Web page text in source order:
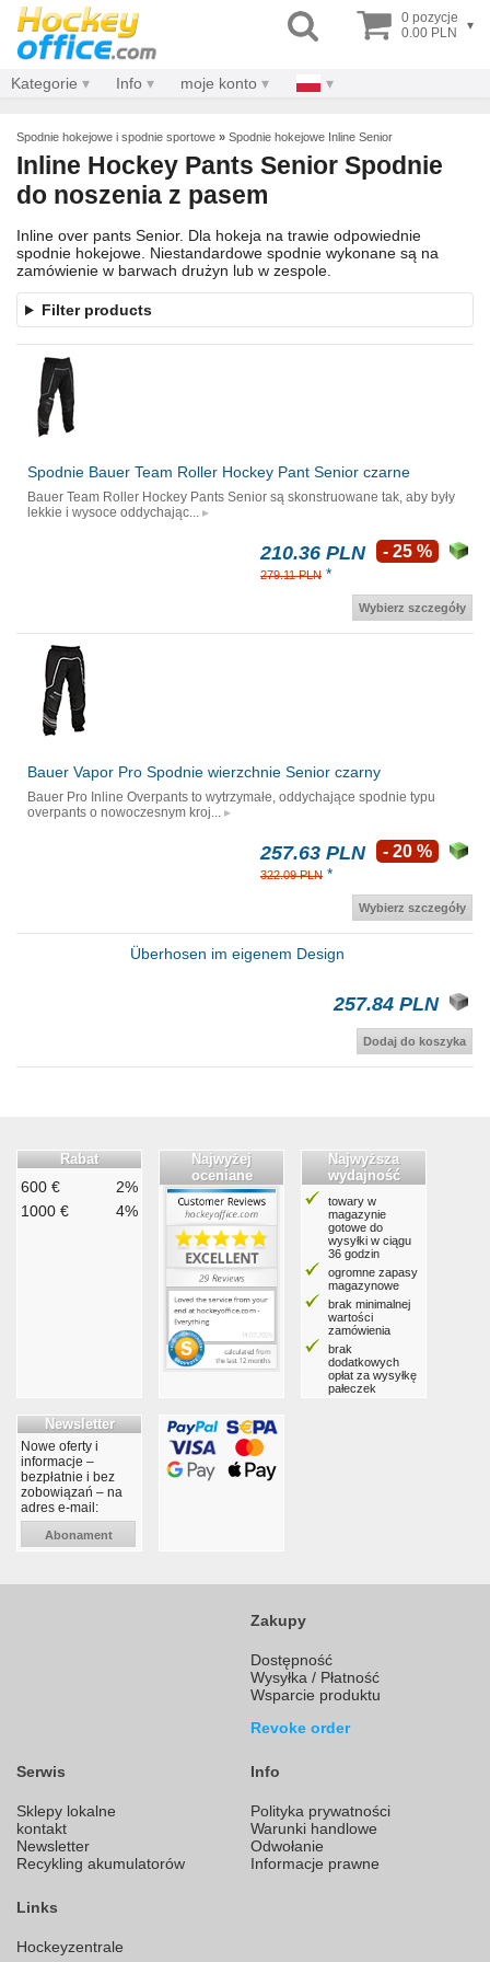
0 pozycje
0.00 PLN
▾
Kategorie Info moje konto
Spodnie hokejowe i spodnie sportowe » Spodnie hokejowe Inline Senior
Inline Hockey Pants Senior Spodnie
do noszenia z pasem
Inline over pants Senior. Dla hokeja na trawie odpowiednie
spodnie hokejowe. Niestandardowe spodnie wykonane są na
zamówienie w barwach drużyn lub w zespole.
Filter products
Spodnie Bauer Team Roller Hockey Pant Senior czarne
Bauer Team Roller Hockey Pants Senior są skonstruowane tak, aby były
lekkie i wysoce oddychając...
210.36 PLN
279.11 PLN *
- 25 %
Wybierz szczegóły
Bauer Vapor Pro Spodnie wierzchnie Senior czarny
Bauer Pro Inline Overpants to wytrzymałe, oddychające spodnie typu
overpants o nowoczesnym kroj...
257.63 PLN
322.09 PLN *
- 20 %
Wybierz szczegóły
Überhosen im eigenem Design
257.84 PLN
Dodaj do koszyka
Rabat
600 €
2%
1000 €
4%
Najwyżej
oceniane
Najwyższa
wydajność
towary w
magazynie
gotowe do
wysyłki w ciągu
36 godzin
ogromne zapasy
magazynowe
brak minimalnej
wartości
zamówienia
brak
dodatkowych
opłat za wysyłkę
pałeczek
Newsletter
Nowe oferty i
informacje –
bezpłatnie i bez
zobowiązań – na
adres e-mail:
Abonament
Zakupy
Dostępność
Wysyłka / Płatność
Wsparcie produktu
Revoke order
Serwis
Sklepy lokalne
kontakt
Newsletter
Recykling akumulatorów
Info
Polityka prywatności
Warunki handlowe
Odwołanie
Informacje prawne
Links
Hockeyzentrale